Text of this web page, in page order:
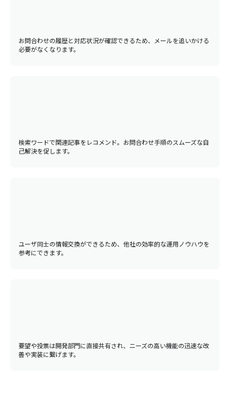
お問合わせの履歴と対応状況が確認できるため、メールを追いかける
必要がなくなります。
検索ワードで関連記事をレコメンド。お問合わせ手順のスムーズな自
己解決を促します。
ユーザ同士の情報交換ができるため、他社の効率的な運用ノウハウを
参考にできます。
要望や投票は開発部門に直接共有され、ニーズの高い機能の迅速な改
善や実装に繋げます。